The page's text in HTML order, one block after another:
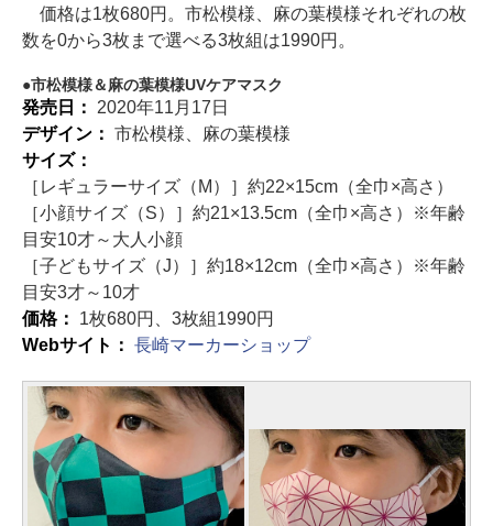
価格は1枚680円。市松模様、麻の葉模様それぞれの枚
数を0から3枚まで選べる3枚組は1990円。
市松模様＆麻の葉模様UVケアマスク
発売日： 2020年11月17日
デザイン： 市松模様、麻の葉模様
サイズ：
［レギュラーサイズ（M）］約22×15cm（全巾×高さ）
［小顔サイズ（S）］約21×13.5cm（全巾×高さ）※年齢
目安10才～大人小顔
［子どもサイズ（J）］約18×12cm（全巾×高さ）※年齢
目安3才～10才
価格： 1枚680円、3枚組1990円
Webサイト： 長崎マーカーショップ